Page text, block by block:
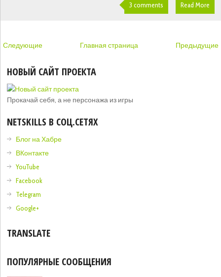
3 comments Read More
Следующие Предыдущие
Главная страница
НОВЫЙ САЙТ ПРОЕКТА
Прокачай себя, а не персонажа из игры
NETSKILLS В СОЦ.СЕТЯХ
Блог на Хабре
ВКонтакте
YouTube
Facebook
Telegram
Google+
TRANSLATE
ПОПУЛЯРНЫЕ СООБЩЕНИЯ